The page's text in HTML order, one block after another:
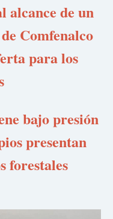
alcance de un
Comfenalco
para los
bajo presión
presentan
forestales